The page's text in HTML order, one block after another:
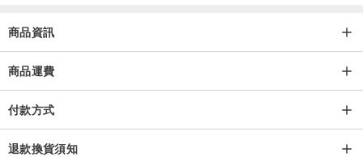
商品資訊
商品運費
付款方式
退款換貨須知